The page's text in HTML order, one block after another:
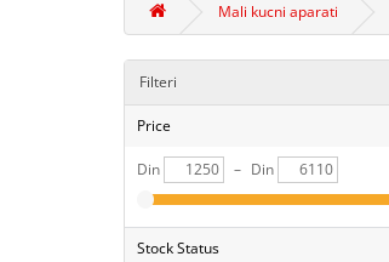
Mali kucni aparati
Filteri
Price
Din – Din
Stock Status